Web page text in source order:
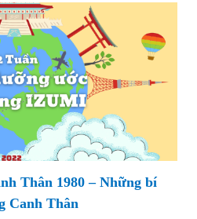
Thân 1980 – Những bí
Canh Thân